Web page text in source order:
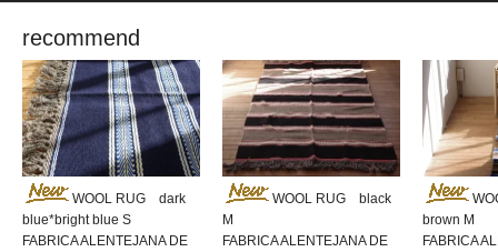
recommend
WOOL RUG dark
blue*bright blue S
FABRICA ALENTEJANA DE
WOOL RUG black
M
FABRICA ALENTEJANA DE
brown M
FABRICA